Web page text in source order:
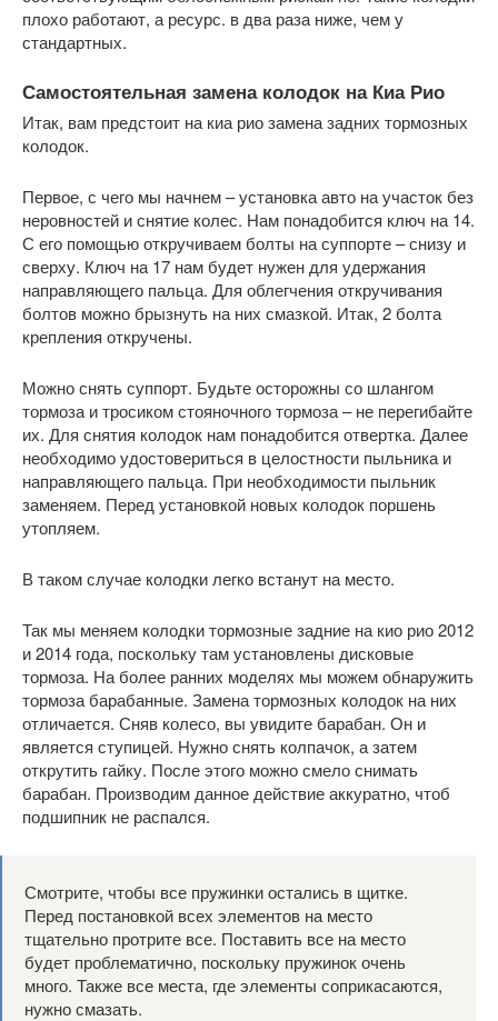
плохо работают, а ресурс. в два раза ниже, чем у
стандартных.
Самостоятельная замена колодок на Киа Рио
Итак, вам предстоит на киа рио замена задних тормозных
колодок.
Первое, с чего мы начнем – установка авто на участок без
неровностей и снятие колес. Нам понадобится ключ на 14.
С его помощью откручиваем болты на суппорте – снизу и
сверху. Ключ на 17 нам будет нужен для удержания
направляющего пальца. Для облегчения откручивания
болтов можно брызнуть на них смазкой. Итак, 2 болта
крепления откручены.
Можно снять суппорт. Будьте осторожны со шлангом
тормоза и тросиком стояночного тормоза – не перегибайте
их. Для снятия колодок нам понадобится отвертка. Далее
необходимо удостовериться в целостности пыльника и
направляющего пальца. При необходимости пыльник
заменяем. Перед установкой новых колодок поршень
утопляем.
В таком случае колодки легко встанут на место.
Так мы меняем колодки тормозные задние на кио рио 2012
и 2014 года, поскольку там установлены дисковые
тормоза. На более ранних моделях мы можем обнаружить
тормоза барабанные. Замена тормозных колодок на них
отличается. Сняв колесо, вы увидите барабан. Он и
является ступицей. Нужно снять колпачок, а затем
открутить гайку. После этого можно смело снимать
барабан. Производим данное действие аккуратно, чтоб
подшипник не распался.
Смотрите, чтобы все пружинки остались в щитке.
Перед постановкой всех элементов на место
тщательно протрите все. Поставить все на место
будет проблематично, поскольку пружинок очень
много. Также все места, где элементы соприкасаются,
нужно смазать.